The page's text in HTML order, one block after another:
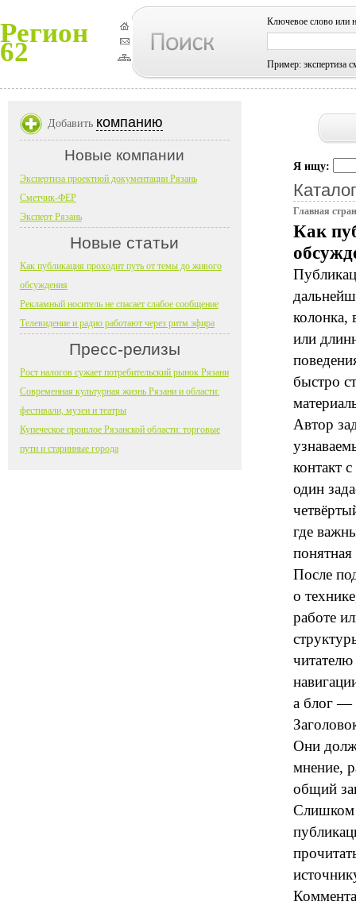
Регион
62
Ключевое слово или
Пример: экспертиза
Я ищу:
Главная
Как
колонка,
или
быстро
Автор
контакт
один
где
понятная
После
о
работе
а блог —
Они
мнение,
общий
Слишком
Добавить компанию
Новые компании
Экспертиза проектной документации Рязань
Сметчик-ФЕР
Эксперт Рязань
Новые статьи
Как публикация проходит путь от темы до живого
обсуждения
Рекламный носитель не спасает слабое сообщение
Телевидение и радио работают через ритм эфира
Пресс-релизы
Рост налогов сужает потребительский рынок Рязани
Современная культурная жизнь Рязани и области:
фестивали, музеи и театры
Купеческое прошлое Рязанской области: торговые
пути и старинные города